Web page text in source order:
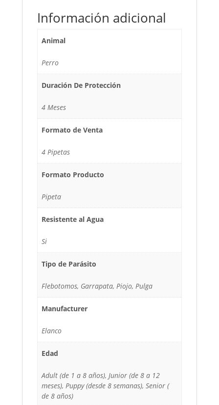
Información adicional
Animal
Perro
Duración De Protección
4 Meses
Formato de Venta
4 Pipetas
Formato Producto
Pipeta
Resistente al Agua
Si
Tipo de Parásito
Flebotomos, Garrapata, Piojo, Pulga
Manufacturer
Elanco
Edad
Adult (de 1 a 8 años), Junior (de 8 a 12
meses), Puppy (desde 8 semanas), Senior (
de 8 años)